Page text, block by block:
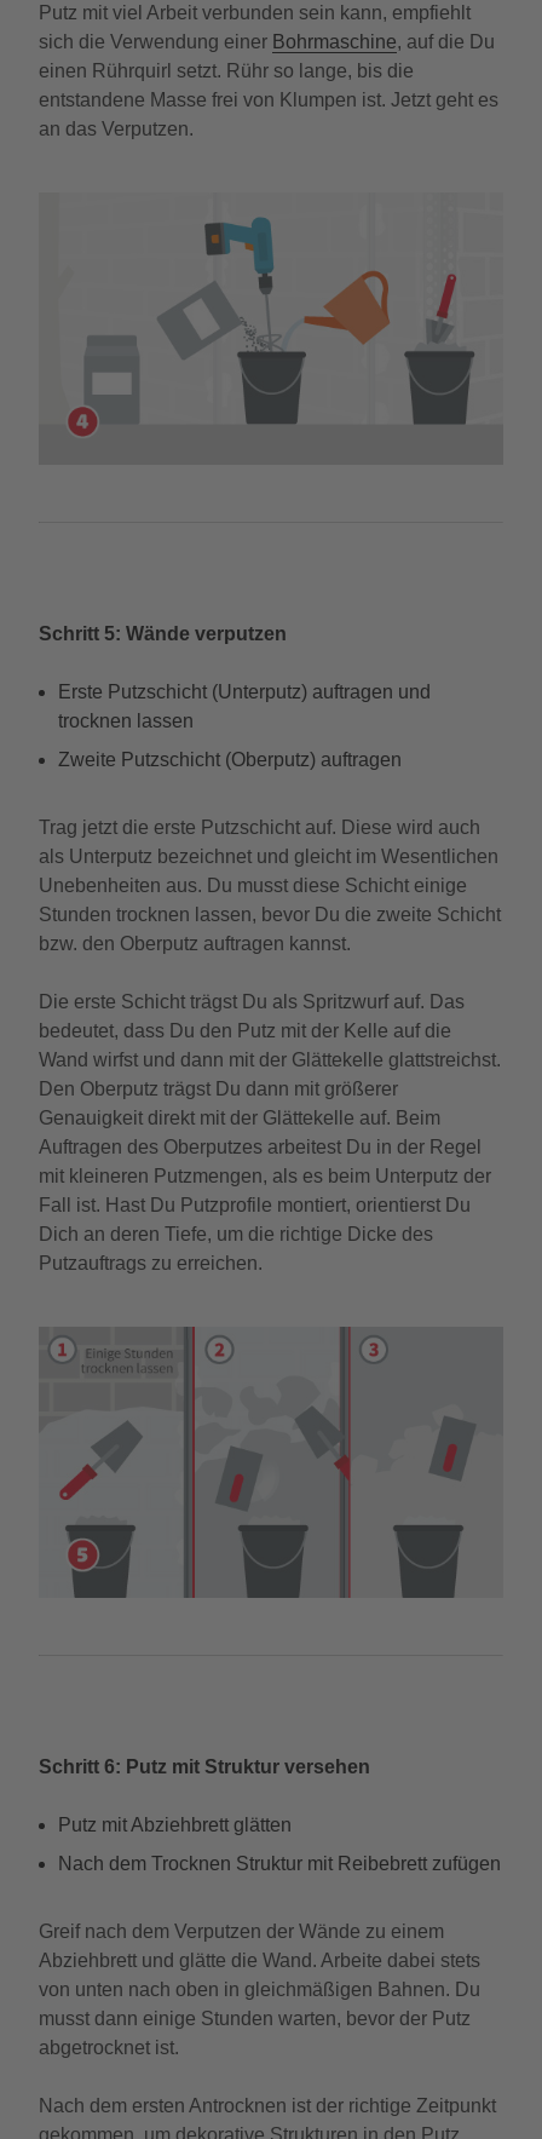
Putz mit viel Arbeit verbunden sein kann, empfiehlt
sich die Verwendung einer Bohrmaschine, auf die Du
einen Rührquirl setzt. Rühr so lange, bis die
entstandene Masse frei von Klumpen ist. Jetzt geht es
an das Verputzen.
Schritt 5: Wände verputzen
Erste Putzschicht (Unterputz) auftragen und
trocknen lassen
Zweite Putzschicht (Oberputz) auftragen
Trag jetzt die erste Putzschicht auf. Diese wird auch
als Unterputz bezeichnet und gleicht im Wesentlichen
Unebenheiten aus. Du musst diese Schicht einige
Stunden trocknen lassen, bevor Du die zweite Schicht
bzw. den Oberputz auftragen kannst.
Die erste Schicht trägst Du als Spritzwurf auf. Das
bedeutet, dass Du den Putz mit der Kelle auf die
Wand wirfst und dann mit der Glättekelle glattstreichst.
Den Oberputz trägst Du dann mit größerer
Genauigkeit direkt mit der Glättekelle auf. Beim
Auftragen des Oberputzes arbeitest Du in der Regel
mit kleineren Putzmengen, als es beim Unterputz der
Fall ist. Hast Du Putzprofile montiert, orientierst Du
Dich an deren Tiefe, um die richtige Dicke des
Putzauftrags zu erreichen.
Schritt 6: Putz mit Struktur versehen
Putz mit Abziehbrett glätten
Nach dem Trocknen Struktur mit Reibebrett zufügen
Greif nach dem Verputzen der Wände zu einem
Abziehbrett und glätte die Wand. Arbeite dabei stets
von unten nach oben in gleichmäßigen Bahnen. Du
musst dann einige Stunden warten, bevor der Putz
abgetrocknet ist.
Nach dem ersten Antrocknen ist der richtige Zeitpunkt